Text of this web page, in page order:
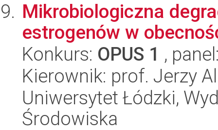
Mikrobiologiczna
estrogenów w
Konkurs: OPUS 1 ,
Kierownik: prof. Jerzy
Uniwersytet Łódzki,
Środowiska